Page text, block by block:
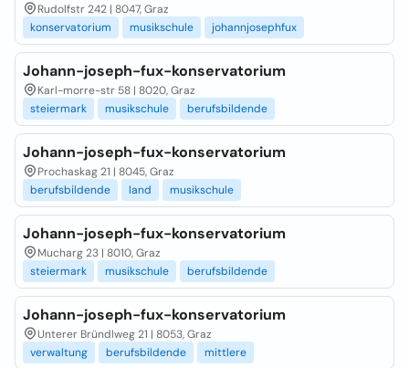
Rudolfstr 242 | 8047, Graz
konservatorium
musikschule johannjosephfux
Johann-joseph-fux-konservatorium
Karl-morre-str 58 | 8020, Graz
steiermark
musikschule berufsbildende
Johann-joseph-fux-konservatorium
Prochaskag 21 | 8045, Graz
berufsbildende
land musikschule
Johann-joseph-fux-konservatorium
Mucharg 23 | 8010, Graz
steiermark
musikschule berufsbildende
Johann-joseph-fux-konservatorium
Unterer Bründlweg 21 | 8053, Graz
verwaltung
berufsbildende mittlere